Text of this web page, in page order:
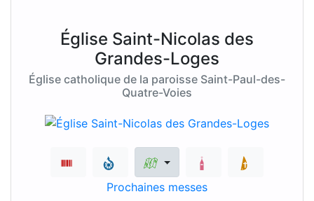
Église Saint-Nicolas des
Grandes-Loges
Église catholique de la paroisse Saint-Paul-des-
Quatre-Voies
Prochaines messes